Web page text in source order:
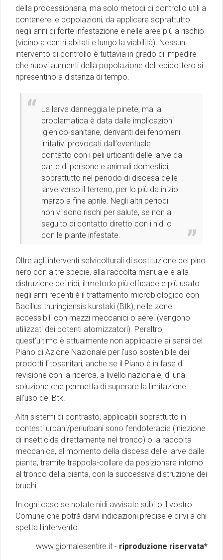
della processionaria, ma solo metodi di controllo utili a
contenere le popolazioni, da applicare soprattutto
negli anni di forte infestazione e nelle aree più a rischio
(vicino a centri abitati e lungo la viabilità). Nessun
intervento di controllo è tuttavia in grado di impedire
che nuovi aumenti della popolazione del lepidottero si
ripresentino a distanza di tempo.
La larva danneggia le pinete, ma la
problematica è data dalle implicazioni
igienico-sanitarie, derivanti dei fenomeni
irritativi provocati dall’eventuale
contatto con i peli urticanti delle larve da
parte di persone e animali domestici,
soprattutto nel periodo di discesa delle
larve verso il terreno, per lo più da inizio
marzo a fine aprile. Negli altri periodi
non vi sono rischi per salute, se non a
seguito di contatto diretto con i nidi o
con le piante infestate.
Oltre agli interventi selvicolturali di sostituzione del pino
nero con altre specie, alla raccolta manuale e alla
distruzione dei nidi, il metodo più efficace e più usato
negli anni recenti è il trattamento microbiologico con
Bacillus thuringiensis kurstaki (Btk), nelle zone
accessibili con mezzi meccanici o aerei (vengono
utilizzati dei potenti atomizzatori). Peraltro,
quest’ultimo è attualmente non applicabile ai sensi del
Piano di Azione Nazionale per l’uso sostenibile dei
prodotti fitosanitari, anche se il Piano è in fase di
revisione con la ricerca, a livello nazionale, di una
soluzione che permetta di superare la limitazione
all’uso dei Btk.
Altri sistemi di contrasto, applicabili soprattutto in
contesti urbani/periurbani sono l’endoterapia (iniezione
di insetticida direttamente nel tronco) o la raccolta
meccanica, al momento della discesa delle larve dalle
piante, tramite trappola-collare da posizionare intorno
al tronco della pianta, con la successiva distruzione dei
bruchi.
In ogni caso se notate nidi avvisate subito il vostro
Comune che potrà darvi indicazioni precise e dirvi a chi
spetta l'intervento.
www.giornalesentire.it - riproduzione riservata*